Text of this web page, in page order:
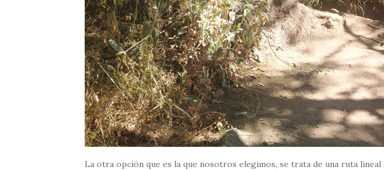
La otra opción que es la que nosotros elegimos, se trata de una ruta lineal